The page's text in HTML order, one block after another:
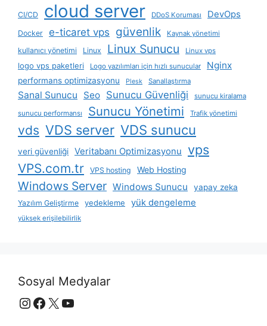
CI/CD cloud server DDoS Koruması DevOps
Docker e-ticaret vps güvenlik Kaynak yönetimi
kullanıcı yönetimi Linux Linux Sunucu Linux vps
logo vps paketleri Logo yazılımları için hızlı sunucular Nginx
performans optimizasyonu Plesk Sanallaştırma
Sanal Sunucu Seo Sunucu Güvenliği sunucu kiralama
sunucu performansı Sunucu Yönetimi Trafik yönetimi
vds VDS server VDS sunucu
veri güvenliği Veritabanı Optimizasyonu vps
VPS.com.tr VPS hosting Web Hosting
Windows Server Windows Sunucu yapay zeka
Yazılım Geliştirme yedekleme yük dengeleme
yüksek erişilebilirlik
Sosyal Medyalar
Instagram Facebook X YouTube